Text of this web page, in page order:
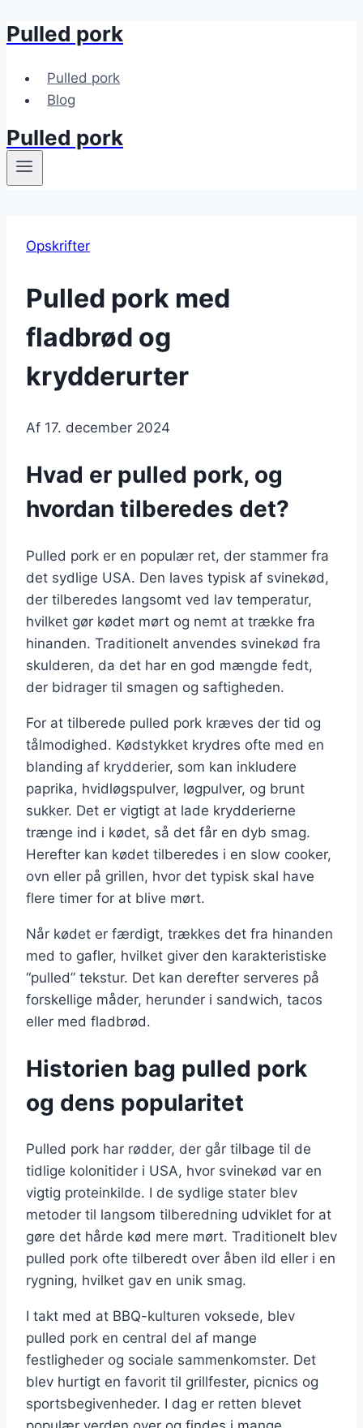
Fortsæt
indhold
Pulled pork
Pulled pork
Blog
Pulled pork
Opskrifter
Pulled pork med
fladbrød og
krydderurter
Af 17. december 2024
Hvad er pulled pork, og
hvordan tilberedes det?
Pulled pork er en populær ret, der stammer fra
det sydlige USA. Den laves typisk af svinekød,
der tilberedes langsomt ved lav temperatur,
hvilket gør kødet mørt og nemt at trække fra
hinanden. Traditionelt anvendes svinekød fra
skulderen, da det har en god mængde fedt,
der bidrager til smagen og saftigheden.
For at tilberede pulled pork kræves der tid og
tålmodighed. Kødstykket krydres ofte med en
blanding af krydderier, som kan inkludere
paprika, hvidløgspulver, løgpulver, og brunt
sukker. Det er vigtigt at lade krydderierne
trænge ind i kødet, så det får en dyb smag.
Herefter kan kødet tilberedes i en slow cooker,
ovn eller på grillen, hvor det typisk skal have
flere timer for at blive mørt.
Når kødet er færdigt, trækkes det fra hinanden
med to gafler, hvilket giver den karakteristiske
“pulled” tekstur. Det kan derefter serveres på
forskellige måder, herunder i sandwich, tacos
eller med fladbrød.
Historien bag pulled pork
og dens popularitet
Pulled pork har rødder, der går tilbage til de
tidlige kolonitider i USA, hvor svinekød var en
vigtig proteinkilde. I de sydlige stater blev
metoder til langsom tilberedning udviklet for at
gøre det hårde kød mere mørt. Traditionelt blev
pulled pork ofte tilberedt over åben ild eller i en
rygning, hvilket gav en unik smag.
I takt med at BBQ-kulturen voksede, blev
pulled pork en central del af mange
festligheder og sociale sammenkomster. Det
blev hurtigt en favorit til grillfester, picnics og
sportsbegivenheder. I dag er retten blevet